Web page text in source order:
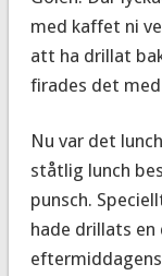
med kaffet ni
att ha drillat
firades det
Nu var det
ståtlig lunch
punsch.
hade drillats en